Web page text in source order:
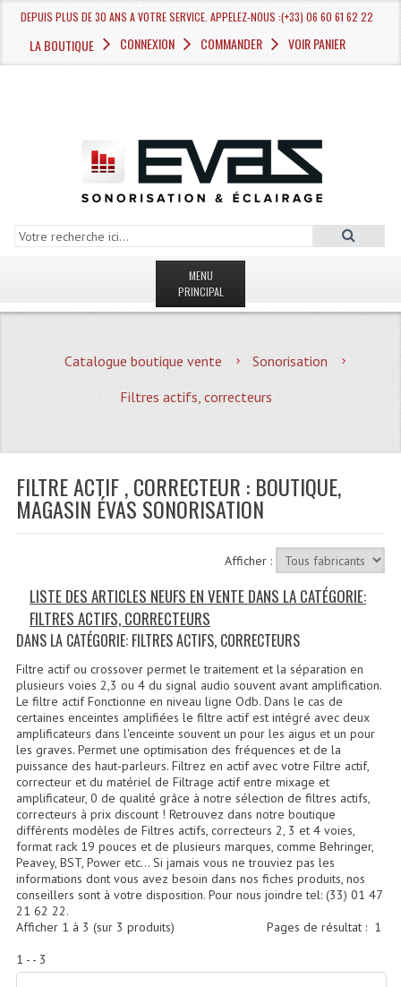
DEPUIS PLUS DE 30 ANS A VOTRE SERVICE. APPELEZ-NOUS :(+33) 06 60 61 62 22
LA BOUTIQUE CONNEXION COMMANDER VOIR PANIER
MENU
PRINCIPAL
MAGASIN
Quoi De Neuf?
Plan Acces, Horaires.
Location De Matériel
Recevoir Nos Promotions
CATÉGORIES
Sonorisation
Accessoires Pieds Cellules Diamants
Accessoires Enceintes
Accessoires Micro, Pieds De Régie
Cellule (s)
Catalogue boutique vente
Sonorisation
Filtres actifs, correcteurs
FILTRE ACTIF , CORRECTEUR : BOUTIQUE,
MAGASIN ÉVAS SONORISATION
Afficher :
LISTE DES ARTICLES NEUFS EN VENTE DANS LA CATÉGORIE:
FILTRES ACTIFS, CORRECTEURS
DANS LA CATÉGORIE: FILTRES ACTIFS, CORRECTEURS
Filtre actif ou crossover permet le traitement et la séparation en
plusieurs voies 2,3 ou 4 du signal audio souvent avant amplification.
Le filtre actif Fonctionne en niveau ligne Odb. Dans le cas de
certaines enceintes amplifiées le filtre actif est intégré avec deux
amplificateurs dans l'enceinte souvent un pour les aigus et un pour
les graves. Permet une optimisation des fréquences et de la
puissance des haut-parleurs. Filtrez en actif avec votre Filtre actif,
correcteur et du matériel de Filtrage actif entre mixage et
amplificateur, 0 de qualité grâce à notre sélection de filtres actifs,
correcteurs à prix discount ! Retrouvez dans notre boutique
différents modèles de Filtres actifs, correcteurs 2, 3 et 4 voies,
format rack 19 pouces et de plusieurs marques, comme Behringer,
Peavey, BST, Power etc… Si jamais vous ne trouviez pas les
informations dont vous avez besoin dans nos fiches produits, nos
conseillers sont à votre disposition. Pour nous joindre tel: (33) 01 47
21 62 22.
Pages de résultat : 1
Afficher 1 à 3 (sur 3 produits)
1 - - 3